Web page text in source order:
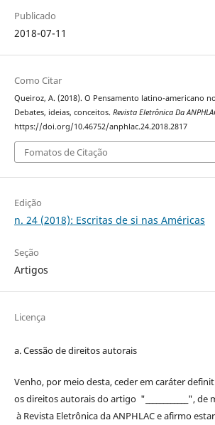
Publicado
2018-07-11
Como Citar
Queiroz, A. (2018). O Pensamento latino-americano
Debates, ideias, conceitos. Revista Eletrônica Da
https://doi.org/10.46752/anphlac.24.2018.2817
Fomatos de Citação
Edição
n. 24 (2018): Escritas de si nas Américas
Seção
Artigos
Licença
a. Cessão dedireitosautorais
Venho, por meio desta, ceder em caráter
osdireitosautoraisdo artigo "____________",
à Revista Eletrônica da ANPHLACe afirmo